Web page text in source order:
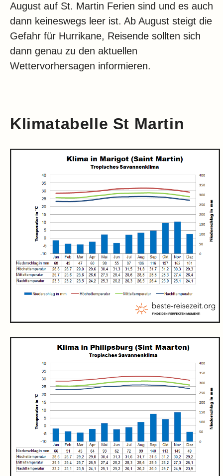
August auf St. Martin Ferien sind und es auch
dann keineswegs leer ist. Ab August steigt die
Gefahr für Hurrikane, Reisende sollten sich
dann genau zu den aktuellen
Wettervorhersagen informieren.
Klimatabelle St Martin